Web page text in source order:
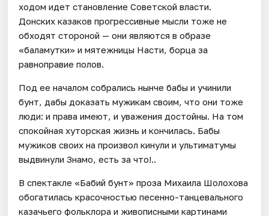
ходом идет становление Советской власти.
Донских казаков прогрессивные мысли тоже не
обходят стороной — они являются в образе
«баламутки» и мятежницы Насти, борца за
равноправие полов.
Под ее началом собрались нынче бабы и учинили
бунт, дабы доказать мужикам своим, что они тоже
люди: и права имеют, и уважения достойны. На том
спокойная хуторская жизнь и кончилась. Бабы
мужиков своих на произвол кинули и ультиматумы
выдвинули Знамо, есть за что!..
В спектакле «Бабий бунт» проза Михаила Шолохова
обогатилась красочностью песенно-танцевального
казачьего фольклора и живописными картинами